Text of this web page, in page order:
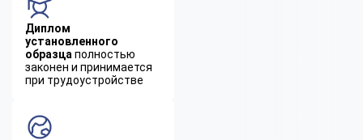
Диплом
установленного
образца полностью
законен и принимается
при трудоустройстве